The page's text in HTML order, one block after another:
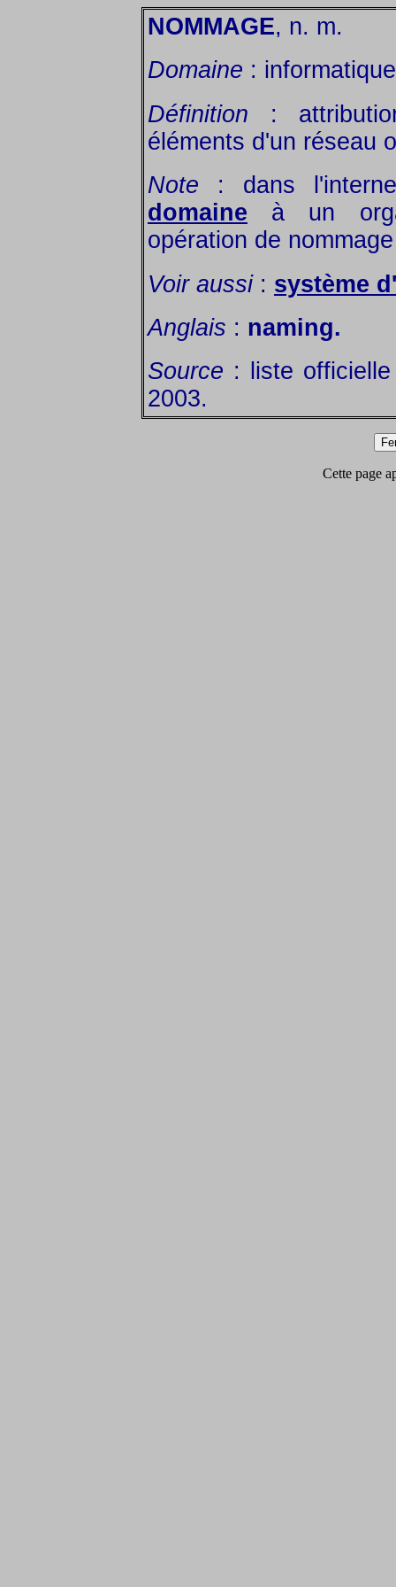
NOMMAGE, n. m.
Domaine :
Définition :
éléments d'un réseau
Note : dans
domaine à un
opération de
Voir aussi: système
Anglais : naming.
Source : liste
2003.
Cette page